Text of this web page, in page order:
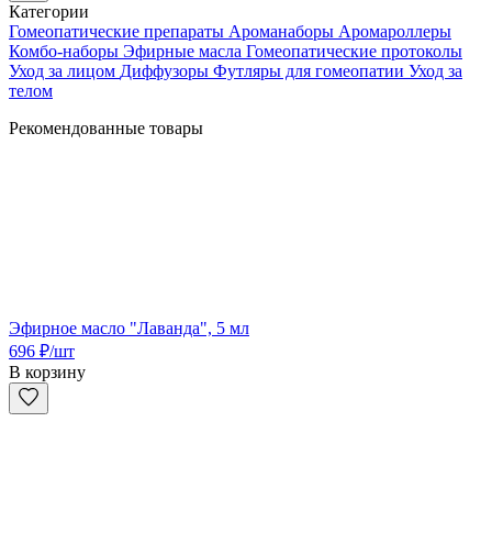
Категории
Гомеопатические препараты Ароманаборы Аромароллеры
Комбо-наборы Эфирные масла Гомеопатические протоколы
Уход за лицом Диффузоры Футляры для гомеопатии Уход за
телом
Рекомендованные товары
Эфирное масло "Лаванда", 5 мл
696 ₽/шт
В корзину